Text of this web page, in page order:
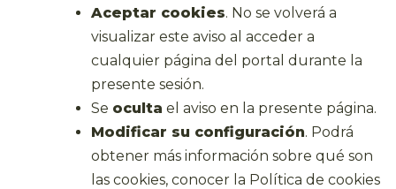
Aceptar cookies. No se volverá a
visualizar este aviso al acceder a
cualquier página del portal durante la
presente sesión.
Se oculta el aviso en la presente página.
Modificar su configuración. Podrá
obtener más información sobre qué son
las cookies, conocer la Política de cookies